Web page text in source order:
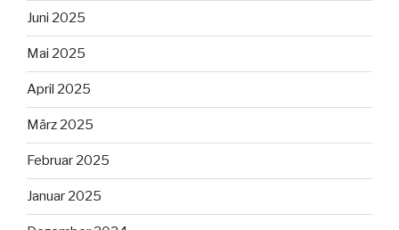
Juni 2025
Mai 2025
April 2025
März 2025
Februar 2025
Januar 2025